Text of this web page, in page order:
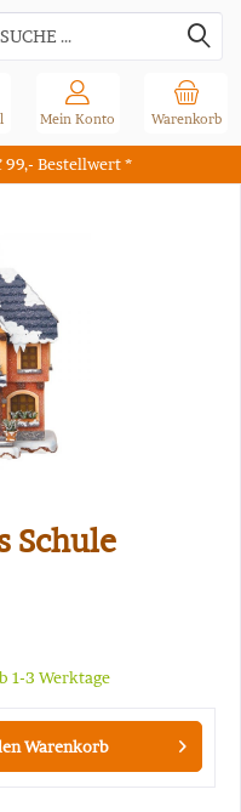
99,- Bestellwert *
Warenkorb
Mein Konto
Schule
1-3 Werktage
Warenkorb